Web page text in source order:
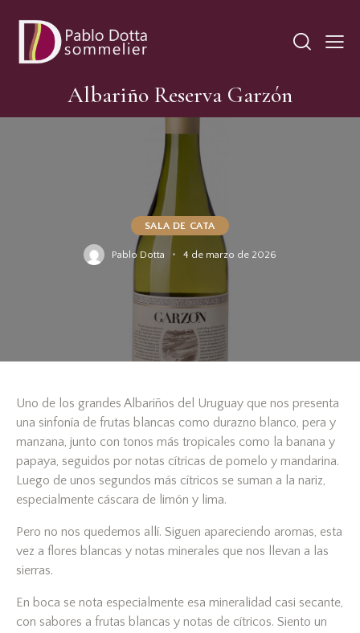
Albariño Reserva Garzón
SALA DE CATA
Pablo Dotta 4 de marzo de 2026
Uno de los grandes Albariños del Uruguay que nos presenta
una sinfonía de frutas blancas como durazno blanco, pera y
manzana, junto con tonos más tropicales como la banana y
papaya, seguidos por notas cítricas de pomelo y mandarina.
Luego de unos segundos más cítricos se suman a la nariz,
especialmente cáscara de limón y lima.
Pero no nos quedemos allí. Siguen apareciendo aromas, esta
vez a flores blancas y notas minerales que nos llevan a las
sierras.
En boca se nota especialmente esa mineralidad casi secante,
con sabores a frutas blancas y notas de cítricos. Siento un